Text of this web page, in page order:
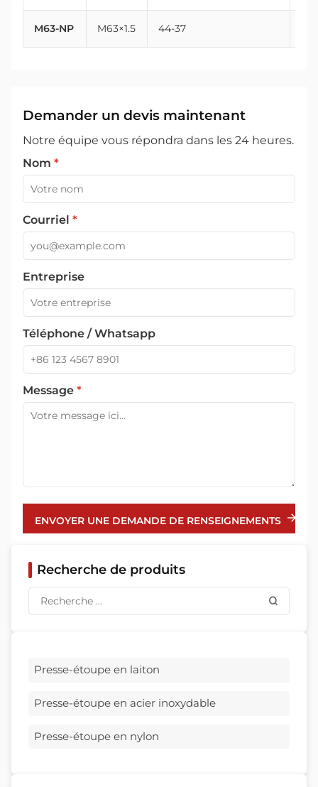
M63-NP M63×1.5 44-37
Demander un devis maintenant
Notre équipe vous répondra dans les 24 heures.
Nom *
Courriel *
Entreprise
Téléphone / Whatsapp
Message *
ENVOYER UNE DEMANDE DE RENSEIGNEMENTS
Recherche de produits
Presse-étoupe en laiton
Presse-étoupe en acier inoxydable
Presse-étoupe en nylon